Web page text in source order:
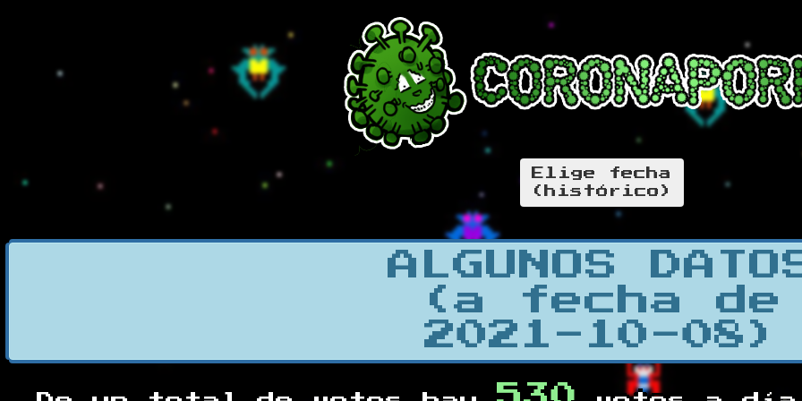
Elige fecha
(histórico)
ALGUNOS
(a fecha de
2021-10-08)